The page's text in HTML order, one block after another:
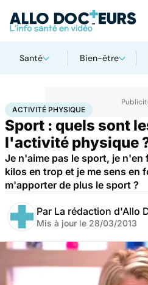
Santé Bien-être
AccueilBien-êtreSport santé Activité
ACTIVITÉ PHYSIQUE
Sport : quels sont
l'activité physique
Je n'aime pas le sport, je n'en
kilos en trop et je me sens en
m'apporter de plus le sport ?
Par La rédaction d'Allo
Mis à jour le 28/03/2013